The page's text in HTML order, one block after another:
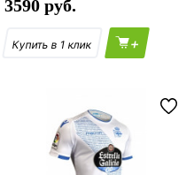
3590
+